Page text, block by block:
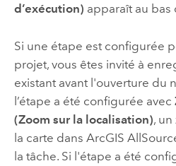
d’exécution) apparaît au bas
Si une étape est configurée
projet, vous êtes invité à
existant avant l'ouverture du
l’étape a été configurée avec
(Zoom sur la localisation),
la carte dans ArcGIS
la tâche. Si l'étape a été